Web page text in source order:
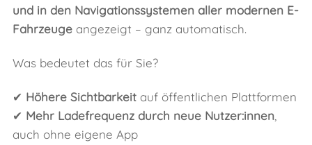
und in den Navigationssystemen aller modernen E-
Fahrzeugeangezeigt – ganz automatisch.
Was bedeutet das für Sie?
✔ Höhere Sichtbarkeitauf öffentlichen Plattformen
✔ Mehr Ladefrequenz durch neue Nutzer:innen,
auch ohne eigene App